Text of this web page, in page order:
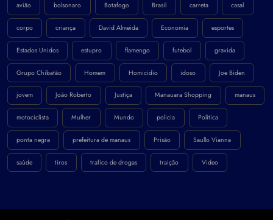
avião bolsonaro Botafogo Brasil carreta casal
corpo criança David Almeida Economia esportes
Estados Unidos estupro flamengo futebol gravida
Grupo Chibatão Homem Homicidio idoso Joe Biden
jovem João Roberto Justiça Manauara Shopping manaus
motociclista Mulher Mundo policia Politica
ponta negra prefeitura de manaus Prisão Saullo Vianna
saúde tiros trafico de drogas traição Video